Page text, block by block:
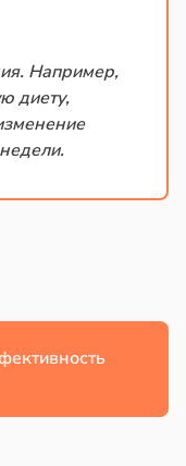
Например,
диету,